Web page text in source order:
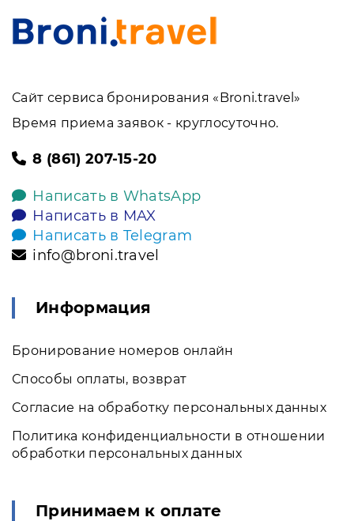
Сайт сервиса бронирования «Broni.travel»
Время приема заявок - круглосуточно.
8 (861) 207-15-20
Написать в WhatsApp
Написать в MAX
Написать в Telegram
info@broni.travel
Информация
Бронирование номеров онлайн
Способы оплаты, возврат
Согласие на обработку персональных данных
Политика конфиденциальности в отношении
обработки персональных данных
Принимаем к оплате